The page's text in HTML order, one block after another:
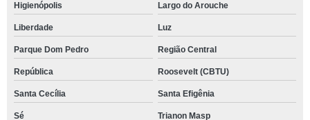
Higienópolis Largo do Arouche
Liberdade Luz
Parque Dom Pedro Região Central
República Roosevelt (CBTU)
Santa Cecília Santa Efigênia
Sé Trianon Masp